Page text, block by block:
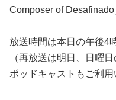
Composer of Desafinado
放送時間は本日の午後4
（再放送は明日、日曜
ポッドキャストもご利用